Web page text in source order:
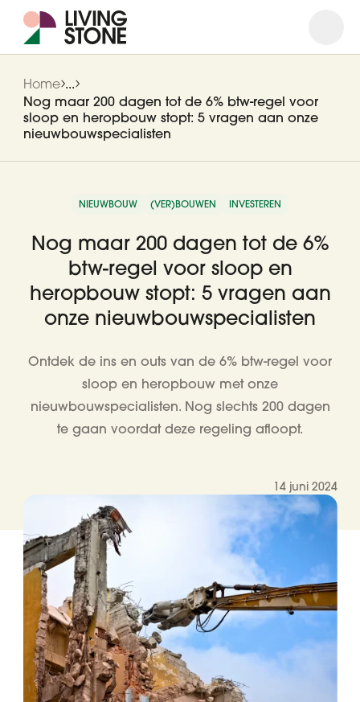
Home ...
Nog maar 200 dagen tot de 6% btw-regel voor
sloop en heropbouw stopt: 5 vragen aan onze
nieuwbouwspecialisten
NIEUWBOUW (VER)BOUWEN INVESTEREN
Nog maar 200 dagen tot de 6%
btw-regel voor sloop en
heropbouw stopt: 5 vragen aan
onze nieuwbouwspecialisten
Ontdek de ins en outs van de 6% btw-regel voor
sloop en heropbouw met onze
nieuwbouwspecialisten. Nog slechts 200 dagen
te gaan voordat deze regeling afloopt.
14 juni 2024